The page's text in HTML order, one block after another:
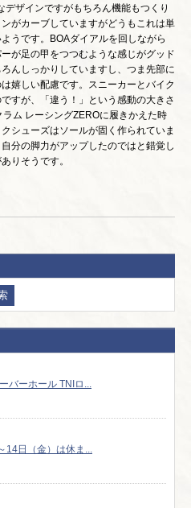
ザインですがもちろん機能もつくり
がカーブしていますがどうもこれは単
うです。BOAダイアルを回しながら
が足の甲をつつむような感じがグッド
んしっかりしていますし、つま先部に
嬉しい配慮です。スニーカーとバイク
すが、「違う！」という感動の大きさ
ム レーシングZEROに履きかえた時
シューズはソールが固く作られていま
分の脚力がアップしたのではと錯覚し
りそうです。
バーホール TNIロ...
14日（金）は休ま...